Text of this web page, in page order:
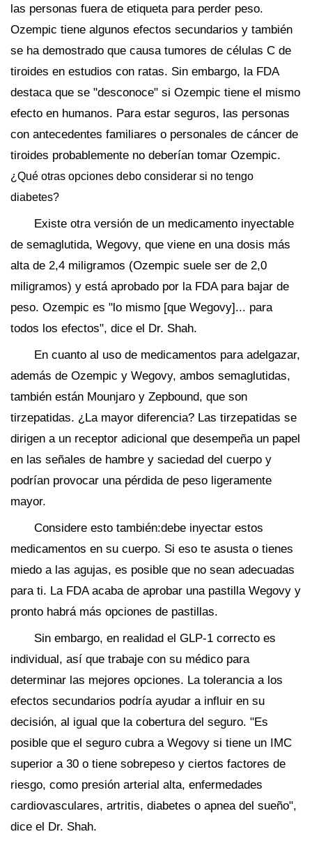
las personas fuera de etiqueta para perder peso.
Ozempic tiene algunos efectos secundarios y también
se ha demostrado que causa tumores de células C de
tiroides en estudios con ratas. Sin embargo, la FDA
destaca que se "desconoce" si Ozempic tiene el mismo
efecto en humanos. Para estar seguros, las personas
con antecedentes familiares o personales de cáncer de
tiroides probablemente no deberían tomar Ozempic.
¿Qué otras opciones debo considerar si no tengo
diabetes?
Existe otra versión de un medicamento inyectable
de semaglutida, Wegovy, que viene en una dosis más
alta de 2,4 miligramos (Ozempic suele ser de 2,0
miligramos) y está aprobado por la FDA para bajar de
peso. Ozempic es "lo mismo [que Wegovy]... para
todos los efectos", dice el Dr. Shah.
En cuanto al uso de medicamentos para adelgazar,
además de Ozempic y Wegovy, ambos semaglutidas,
también están Mounjaro y Zepbound, que son
tirzepatidas. ¿La mayor diferencia? Las tirzepatidas se
dirigen a un receptor adicional que desempeña un papel
en las señales de hambre y saciedad del cuerpo y
podrían provocar una pérdida de peso ligeramente
mayor.
Considere esto también:debe inyectar estos
medicamentos en su cuerpo. Si eso te asusta o tienes
miedo a las agujas, es posible que no sean adecuadas
para ti. La FDA acaba de aprobar una pastilla Wegovy y
pronto habrá más opciones de pastillas.
Sin embargo, en realidad el GLP-1 correcto es
individual, así que trabaje con su médico para
determinar las mejores opciones. La tolerancia a los
efectos secundarios podría ayudar a influir en su
decisión, al igual que la cobertura del seguro. "Es
posible que el seguro cubra a Wegovy si tiene un IMC
superior a 30 o tiene sobrepeso y ciertos factores de
riesgo, como presión arterial alta, enfermedades
cardiovasculares, artritis, diabetes o apnea del sueño",
dice el Dr. Shah.